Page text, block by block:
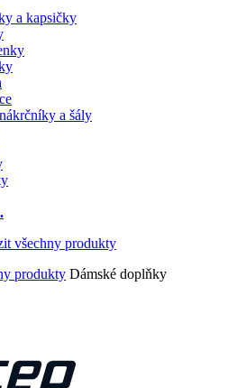
a kapsičky
a šály
produkty Dámské doplňky